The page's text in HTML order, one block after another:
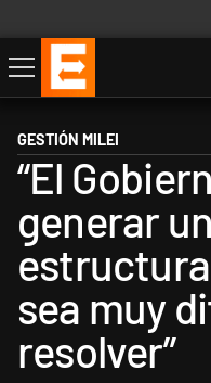
Economía
Política
Internacional
Actualidad
Descargá la App
GESTIÓN MILEI
“El
generar
sea muy
resolver”